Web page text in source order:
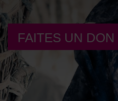
FAITES UN DON